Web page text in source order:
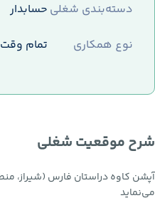
دسته‌بندی شغلی حسابدار
نوع همکاری
تمام وقت
شرح موقعیت شغلی
می‌نماید